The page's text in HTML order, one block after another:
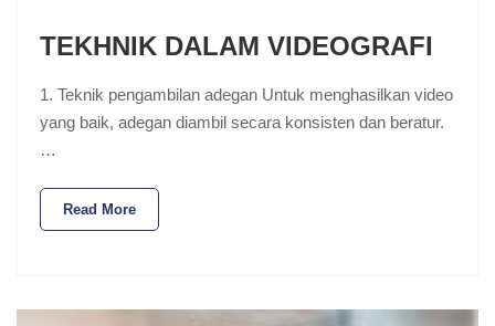
TEKHNIK DALAM VIDEOGRAFI
1. Teknik pengambilan adegan Untuk menghasilkan video
yang baik, adegan diambil secara konsisten dan beratur.
…
Read More